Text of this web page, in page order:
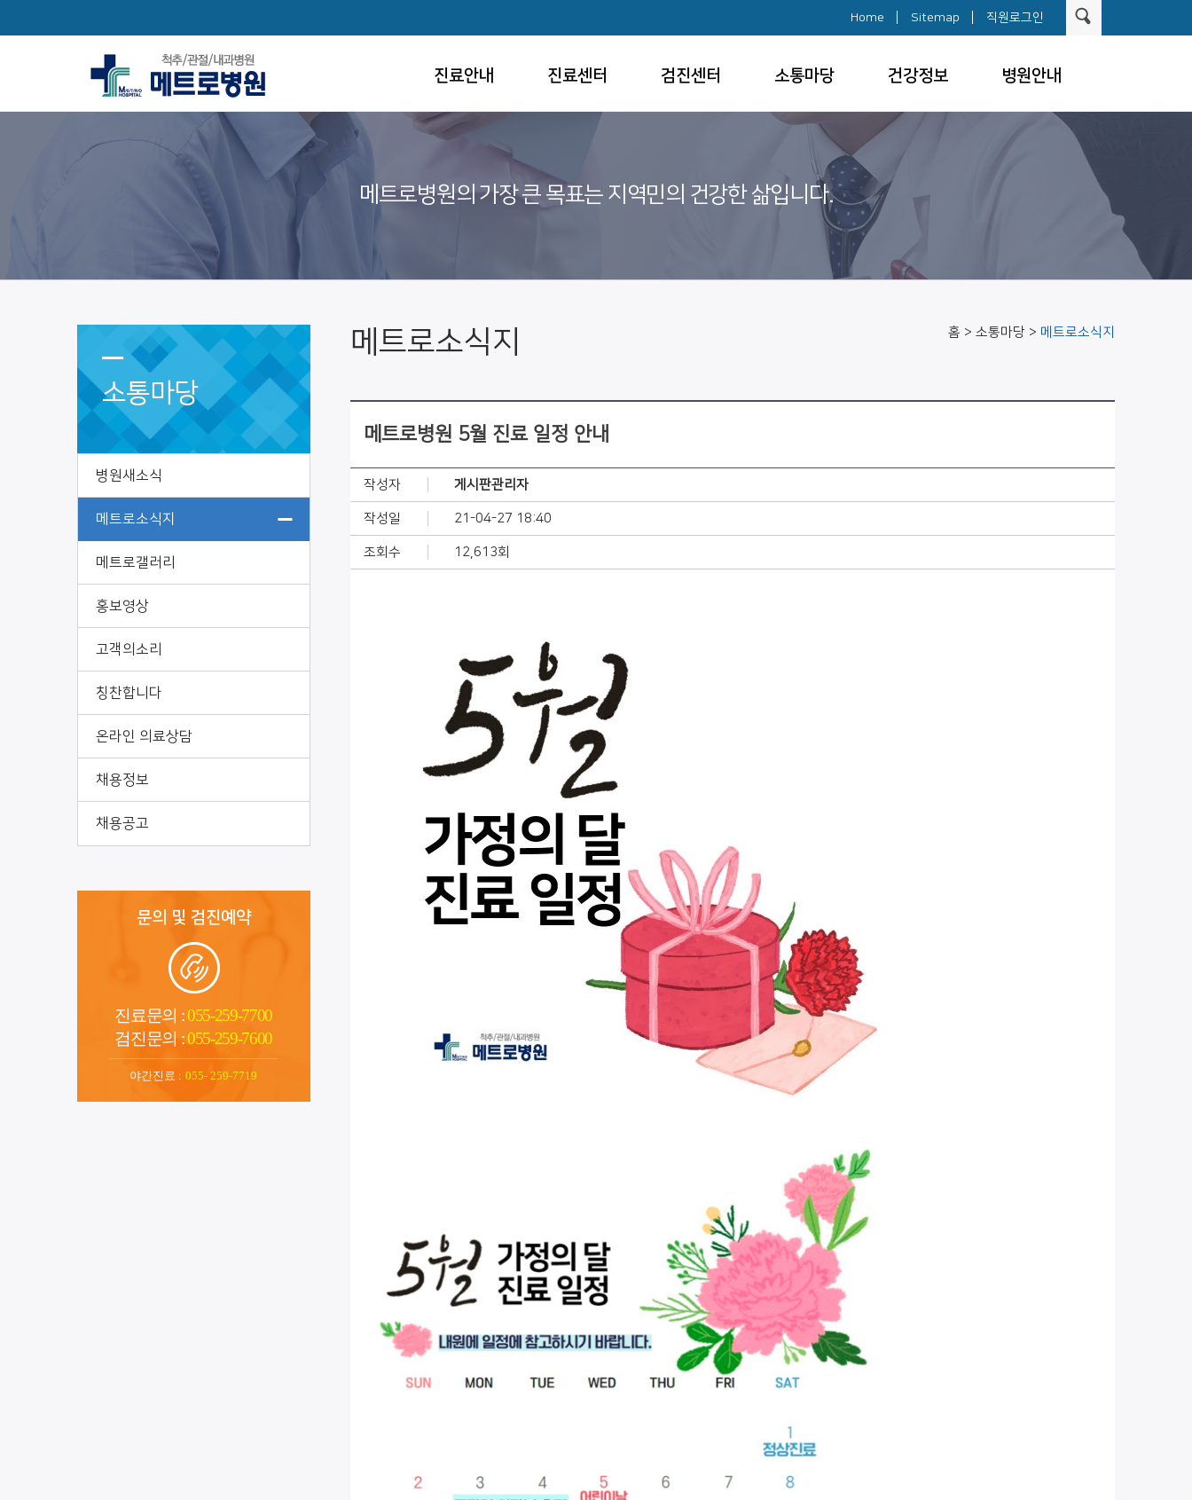
Home Sitemap 직원로그인
진료안내 진료센터 검진센터 소통마당 건강정보 병원안내
메트로병원의 가장 큰 목표는 지역민의 건강한 삶입니다.
소통마당
병원새소식
메트로소식지
메트로갤러리
홍보영상
고객의소리
칭찬합니다
온라인 의료상담
채용정보
채용공고
문의 및 검진예약
진료문의 :055-259-7700
검진문의 :055-259-7600
야간진료 : 055- 259-7719
메트로소식지 홈 > 소통마당 > 메트로소식지
메트로병원 5월 진료 일정 안내
작성자 게시판관리자
작성일 21-04-27 18:40
조회수 12,613회